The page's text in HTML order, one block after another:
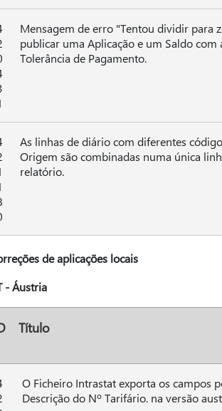
Mensagem de erro "Tentou dividir para
publicar uma Aplicação e um Saldo com
Tolerância de Pagamento.
As linhas de diário com diferentes
Origem são combinadas numa única
relatório.
de aplicações locais
- Áustria
Título
O Ficheiro Intrastat exporta os campos
Descrição do Nº Tarifário. na versão